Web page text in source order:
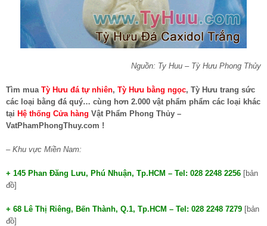
Nguồn: Ty Huu – Tỳ Hưu Phong Thủy
Tìm mua Tỳ Hưu đá tự nhiên, Tỳ Hưu bằng ngọc, Tỳ Hưu trang sức
các loại bằng đá quý… cùng hơn 2.000 vật phẩm phẩm các loại khác
tại Hệ thống Cửa hàng Vật Phẩm Phong Thủy –
VatPhamPhongThuy.com !
– Khu vực Miền Nam:
+ 145 Phan Đăng Lưu, Phú Nhuận, Tp.HCM – Tel: 028 2248 2256 [bản
đồ]
+ 68 Lê Thị Riêng, Bến Thành, Q.1, Tp.HCM – Tel: 028 2248 7279 [bản
đồ]